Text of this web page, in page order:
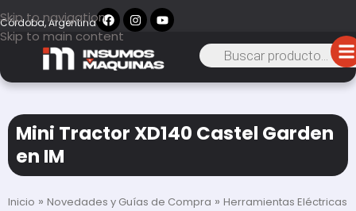
Skip to navigation
Skip to main content
Córdoba, Argentina
Mini Tractor XD140 Castel Garden
en IM
Inicio » Novedades y Guías de Compra » Herramientas Eléctricas